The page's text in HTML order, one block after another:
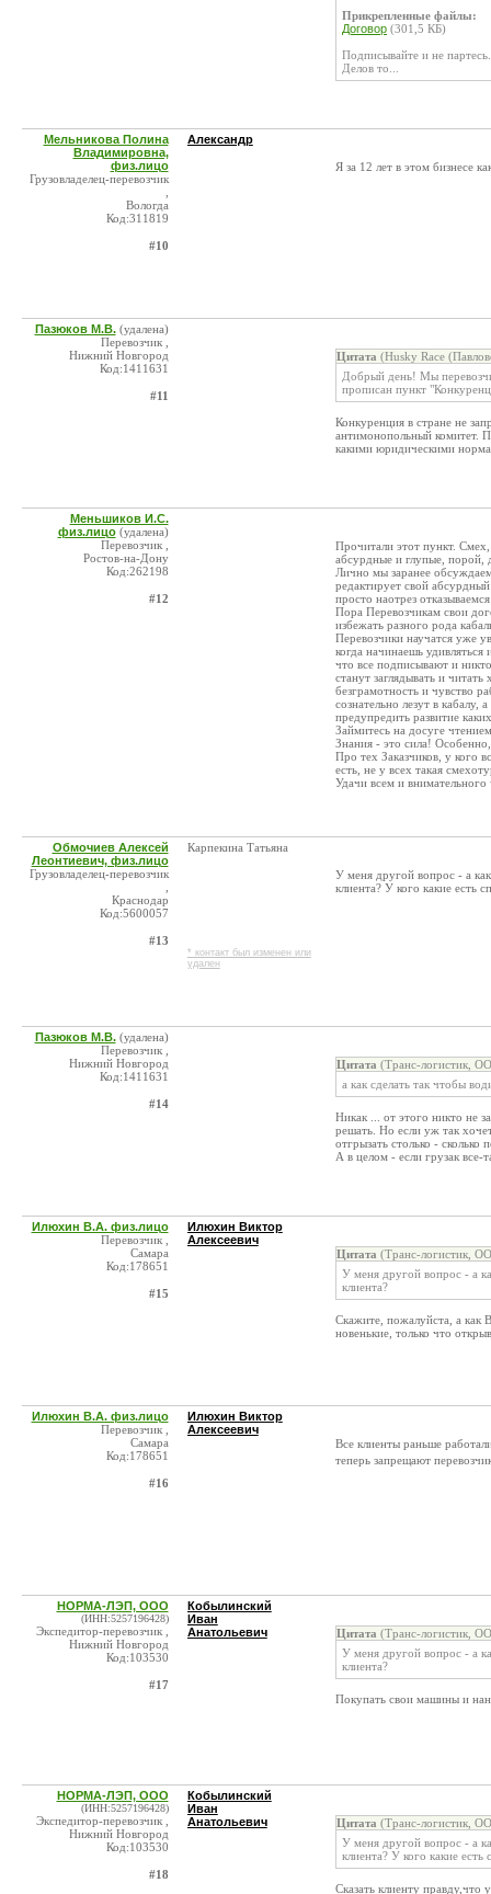
Прикрепленные файлы:
Договор (301,5 КБ)
Подписывайте и не
Делов то...
Мельникова Полина
Владимировна,
физ.лицо
Грузовладелец-перевозчик
Вологда
Код:311819
#10
Александр
Я за 12 лет в этом бизнесе
Пазюков М.В. (удалена)
Перевозчик ,
Нижний Новгород
Код:1411631
#11
Цитата (Husky Race
Добрый день! Мы
прописан пункт
Конкуренция в стране не
антимонопольный комитет.
какими юридическими
Меньшиков И.С.
физ.лицо (удалена)
Перевозчик ,
Ростов-на-Дону
Код:262198
#12
Прочитали этот пункт.
абсурдные и глупые, порой,
Лично мы заранее обсуждаем
редактирует свой
просто наотрез
Пора Перевозчикам свои
избежать разного рода
Перевозчики научатся уже
когда начинаешь
что все подписывают и
станут заглядывать и
безграмотность и чувство
сознательно лезут в
предупредить развитие
Займитесь на досуге
Знания - это сила!
Про тех Заказчиков, у кого
есть, не у всех такая
Удачи всем и
Обмочиев Алексей
Леонтиевич, физ.лицо
Грузовладелец-перевозчик
Краснодар
Код:5600057
#13
Карпекина Татьяна
* контакт был изменен или
удален
У меня другой вопрос - а
клиента? У кого какие есть
Пазюков М.В. (удалена)
Перевозчик ,
Нижний Новгород
Код:1411631
#14
Цитата (Транс-логистик,
а как сделать так чтобы
Никак ... от этого никто не
решать. Но если уж так
отгрызать столько - сколько
А в целом - если грузак все-
Илюхин В.А. физ.лицо
Перевозчик ,
Самара
Код:178651
#15
Илюхин Виктор
Алексеевич
Цитата (Транс-логистик,
У меня другой вопрос - а
клиента?
Скажите, пожалуйста, а как
новенькие, только что
Илюхин В.А. физ.лицо
Перевозчик ,
Самара
Код:178651
#16
Илюхин Виктор
Алексеевич
Все клиенты раньше
теперь запрещают
НОРМА-ЛЭП, ООО
(ИНН:5257196428)
Экспедитор-перевозчик ,
Нижний Новгород
Код:103530
#17
Кобылинский
Иван
Анатольевич
Цитата (Транс-логистик,
У меня другой вопрос - а
клиента?
Покупать свои машины и
НОРМА-ЛЭП, ООО
(ИНН:5257196428)
Экспедитор-перевозчик ,
Нижний Новгород
Код:103530
#18
Кобылинский
Иван
Анатольевич
Цитата (Транс-логистик,
У меня другой вопрос - а
клиента? У кого какие есть
Сказать клиенту